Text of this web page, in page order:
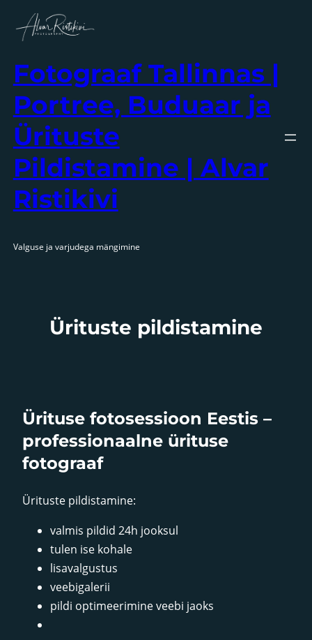
sisu
Fotograaf Tallinnas |
Portree, Buduaar ja
Ürituste
Pildistamine | Alvar
Ristikivi
Valguse ja varjudega mängimine
Ürituste pildistamine
Ürituse fotosessioon Eestis –
professionaalne ürituse
fotograaf
Ürituste pildistamine:
valmis pildid 24h jooksul
tulen ise kohale
lisavalgustus
veebigalerii
pildi optimeerimine veebi jaoks